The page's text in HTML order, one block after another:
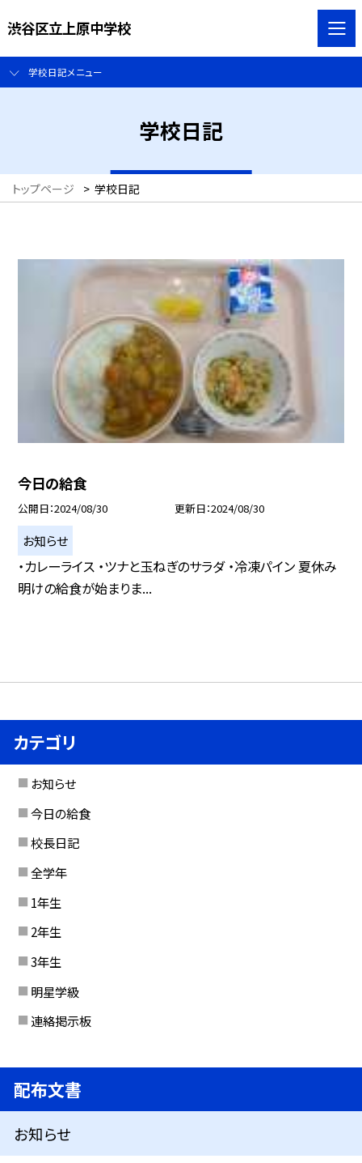
渋谷区立上原中学校
学校日記メニュー
学校日記
トップページ > 学校日記
今日の給食
公開日 2024/08/30 更新日 2024/08/30
お知らせ
・カレーライス ・ツナと玉ねぎのサラダ ・冷凍パイン 夏休み
明けの給食が始まりま...
カテゴリ
お知らせ
今日の給食
校長日記
全学年
1年生
2年生
3年生
明星学級
連絡掲示板
配布文書
お知らせ